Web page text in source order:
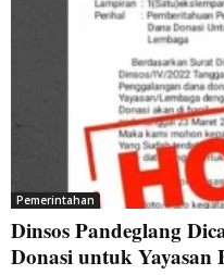
Pemerintahan
Dinsos Pandeglang
Donasi untuk Yayasan